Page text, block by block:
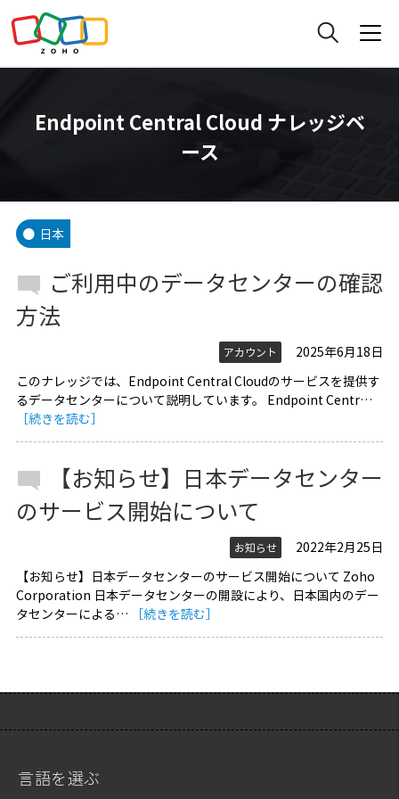
Endpoint Central Cloud ナレッジベ
ース
日本
ご利用中のデータセンターの確認
方法
アカウント
2025年6月18日
このナレッジでは、Endpoint Central Cloudのサービスを提供す
るデータセンターについて説明しています。 Endpoint Centr…
［続きを読む］
【お知らせ】日本データセンター
のサービス開始について
お知らせ
2022年2月25日
【お知らせ】日本データセンターのサービス開始について Zoho
Corporation 日本データセンターの開設により、日本国内のデー
タセンターによる…
［続きを読む］
言語を選ぶ